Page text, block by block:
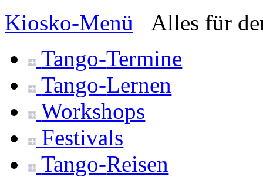
Kiosko-Menü
Alles für
Tango-Termine
Tango-Lernen
Workshops
Festivals
Tango-Reisen